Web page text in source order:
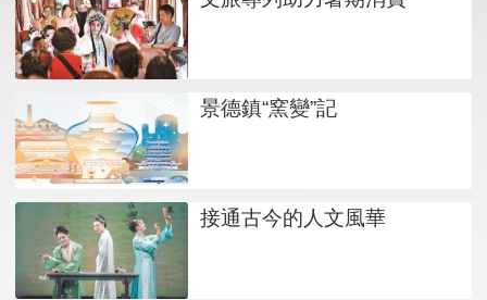
景德鎮“窯變”記
接通古今的人文風華